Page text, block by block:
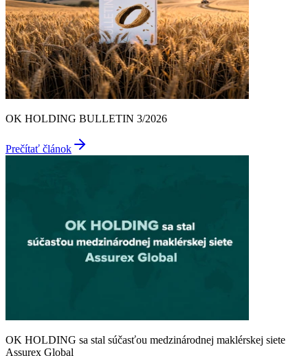
OK HOLDING BULLETIN 3/2026
Prečítať článok
OK HOLDING sa stal súčasťou medzinárodnej maklérskej siete
Assurex Global